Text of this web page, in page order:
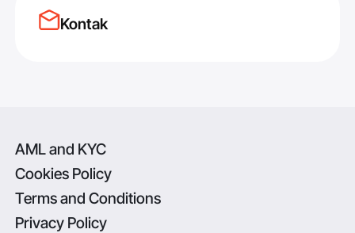
Kontak
AML and KYC
Cookies Policy
Terms and Conditions
Privacy Policy